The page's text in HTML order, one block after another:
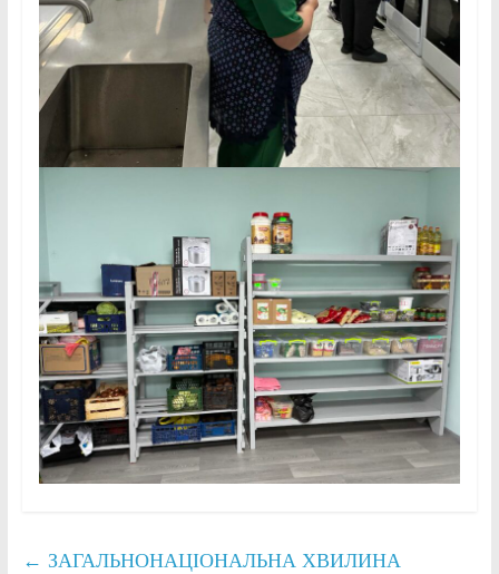
← ЗАГАЛЬНОНАЦІОНАЛЬНА ХВИЛИНА